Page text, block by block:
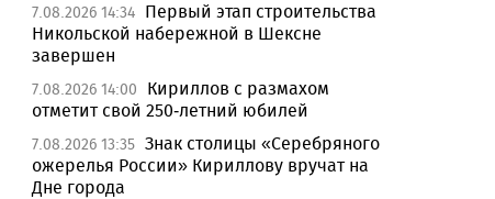
7.08.2026 14:34 Первый этап строительства
Никольской набережной в Шексне
завершен
7.08.2026 14:00
Кириллов с размахом
отметит свой 250-летний юбилей
7.08.2026 13:35 Знак столицы «Серебряного
ожерелья России» Кириллову вручат на
Дне города